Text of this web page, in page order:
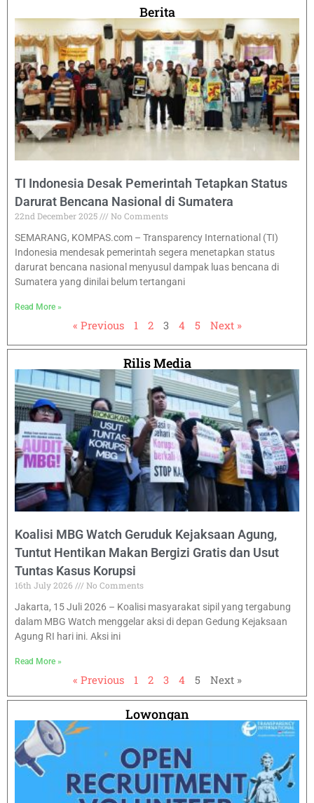
Berita
TI Indonesia Desak Pemerintah Tetapkan Status
Darurat Bencana Nasional di Sumatera
22nd December 2025
No Comments
SEMARANG, KOMPAS.com – Transparency International (TI)
Indonesia mendesak pemerintah segera menetapkan status
darurat bencana nasional menyusul dampak luas bencana di
Sumatera yang dinilai belum tertangani
Read More »
« Previous 1 2 3 4 5 Next »
Rilis Media
Koalisi MBG Watch Geruduk Kejaksaan Agung,
Tuntut Hentikan Makan Bergizi Gratis dan Usut
Tuntas Kasus Korupsi
16th July 2026
No Comments
Jakarta, 15 Juli 2026 – Koalisi masyarakat sipil yang tergabung
dalam MBG Watch menggelar aksi di depan Gedung Kejaksaan
Agung RI hari ini. Aksi ini
Read More »
« Previous 1 2 3 4 5 Next »
Lowongan